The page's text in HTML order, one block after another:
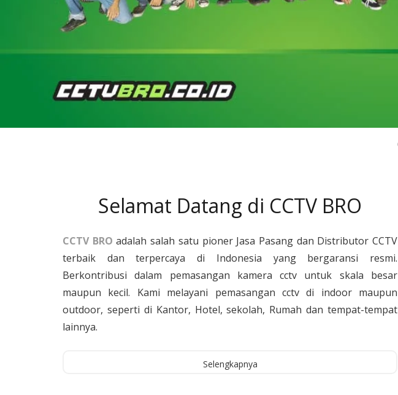
Selamat Datang di CCTV BRO
CCTV BRO adalah salah satu pioner Jasa Pasang dan Distributor CCTV
terbaik dan terpercaya di Indonesia yang bergaransi resmi.
Berkontribusi dalam pemasangan kamera cctv untuk skala besar
maupun kecil. Kami melayani pemasangan cctv di indoor maupun
outdoor, seperti di Kantor, Hotel, sekolah, Rumah dan tempat-tempat
lainnya.
Selengkapnya